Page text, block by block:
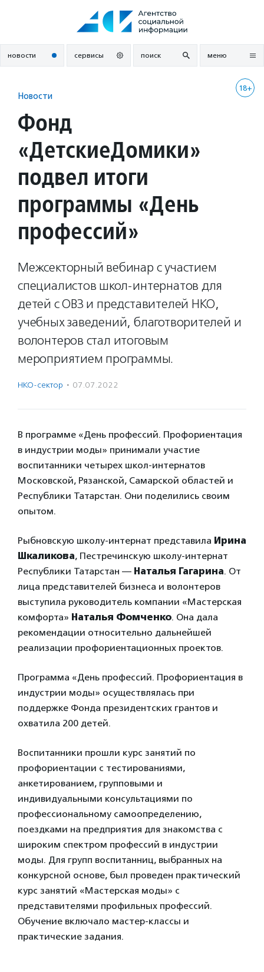
новости сервисы поиск меню
18+
Новости
Фонд
«ДетскиеДомики»
подвел итоги
программы «День
профессий»
Межсекторный вебинар с участием
специалистов школ-интернатов для
детей с ОВЗ и представителей НКО,
учебных заведений, благотворителей и
волонтеров стал итоговым
мероприятием программы.
НКО-сектор · 07.07.2022
В программе «День профессий. Профориентация
в индустрии моды» принимали участие
воспитанники четырех школ-интернатов
Московской, Рязанской, Самарской областей и
Республики Татарстан. Они поделились своим
опытом.
Рыбновскую школу-интернат представила Ирина
Шкаликова, Пестречинскую школу-интернат
Республики Татарстан — Наталья Гагарина. От
лица представителей бизнеса и волонтеров
выступила руководитель компании «Мастерская
комфорта» Наталья Фомченко. Она дала
рекомендации относительно дальнейшей
реализации профориентационных проектов.
Программа «День профессий. Профориентация в
индустрии моды» осуществлялась при
поддержке Фонда президентских грантов и
охватила 200 детей.
Воспитанники прошли курс занятий по
профориентации с тестированиями,
анкетированием, групповыми и
индивидуальными консультациями по
профессиональному самоопределению,
поездками на предприятия для знакомства с
широким спектром профессий в индустрии
моды. Для групп воспитанниц, выбранных на
конкурсной основе, был проведен практический
курс занятий «Мастерская моды» с
представителями профильных профессий.
Обучение включало мастер-классы и
практические задания.